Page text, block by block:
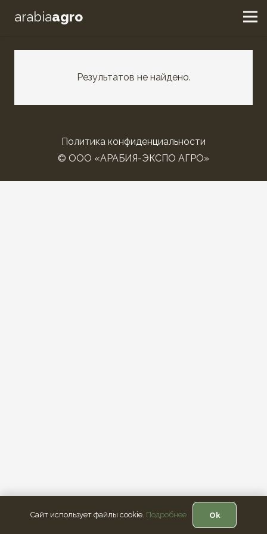
arabiaagro
Результатов не найдено.
Политика конфиденциальности
© ООО «АРАБИЯ-ЭКСПО АГРО»
Сайт использует файлы cookie. Подробнее Ok